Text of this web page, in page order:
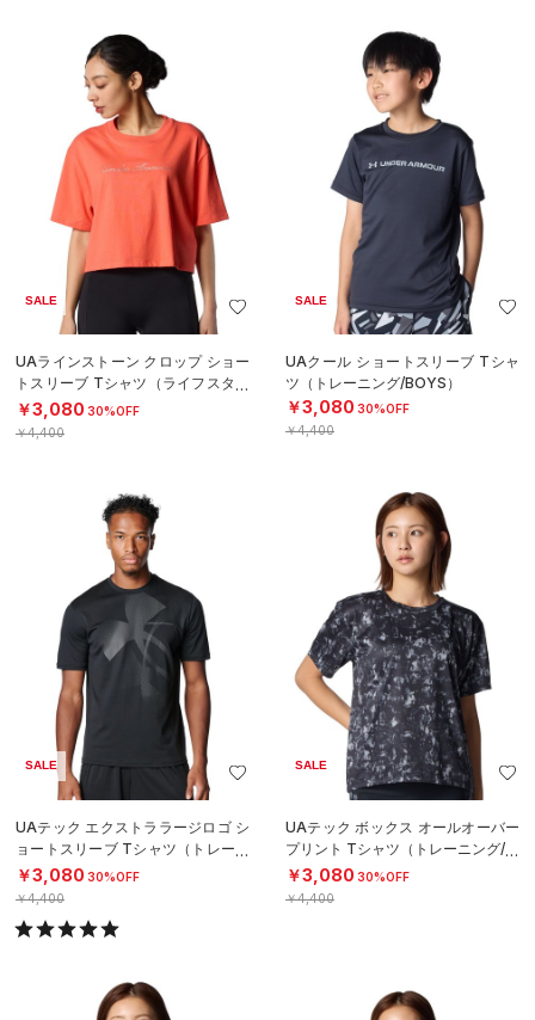
SALE
UAラインストーン クロップ ショー
トスリーブ Tシャツ（ライフスタイ
ル/WOMEN）
￥3,080 30%OFF
￥4,400
SALE
UAクール ショートスリーブ Tシャ
ツ（トレーニング/BOYS）
￥3,080 30%OFF
￥4,400
SALE
UAテック エクストララージロゴ シ
ョートスリーブ Tシャツ（トレーニ
ング/MEN）
￥3,080 30%OFF
￥4,400
SALE
UAテック ボックス オールオーバー
プリント Tシャツ（トレーニング/W
OMEN）
￥3,080 30%OFF
￥4,400